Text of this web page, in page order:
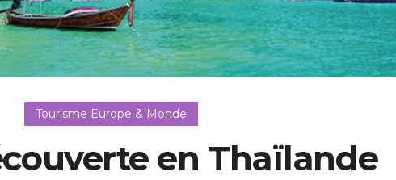
Tourisme Europe & Monde
en Thaïlande